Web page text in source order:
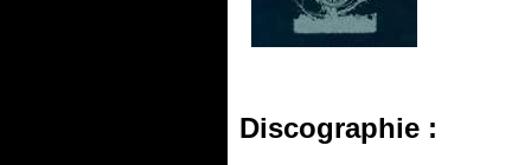
Discographie :